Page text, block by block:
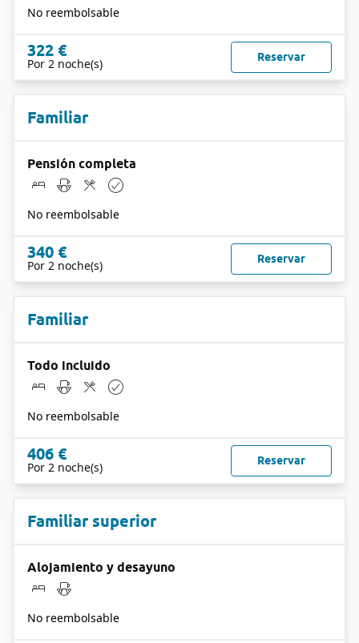
No reembolsable
322 €
Por 2 noche(s) Reservar
Familiar
Pensión completa
No reembolsable
340 €
Por 2 noche(s) Reservar
Familiar
Todo incluido
No reembolsable
406 €
Por 2 noche(s) Reservar
Familiar superior
Alojamiento y desayuno
No reembolsable